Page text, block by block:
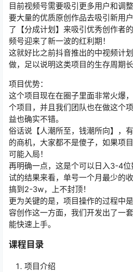
目前视频号需要吸引更多用户和调
要大量的优质原创作品去吸引新用
了【分成计划】来吸引优秀创作者
频号迎来了新一波的红利期！
这就好比之前抖音推出的中视频计
做，足以说明这类项目的生存周期
项目优势：
这个项目现在在圈子里面非常火爆
个项目，并且我们团队也在做这个
益也确实不错。
俗话说【人潮所至，钱潮所向】，
的商机，大家都不是傻子，如果项
可能入局！
再明确一点，这是个可以日入3-4位
试的结果来看，单号一个月最少的
搞到2-3w，上不封顶！
更为关键的是，项目操作的过程中
容创作这一方面，我们开发出了一
能快速上手。
课程目录
项目介绍